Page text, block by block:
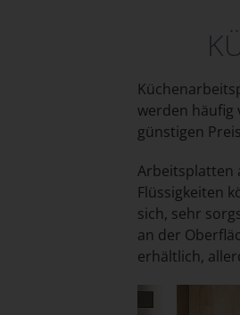
werden häufig
günstigen
Arbeitsplatten
Flüssigkeiten
sich, sehr
an der
erhältlich,